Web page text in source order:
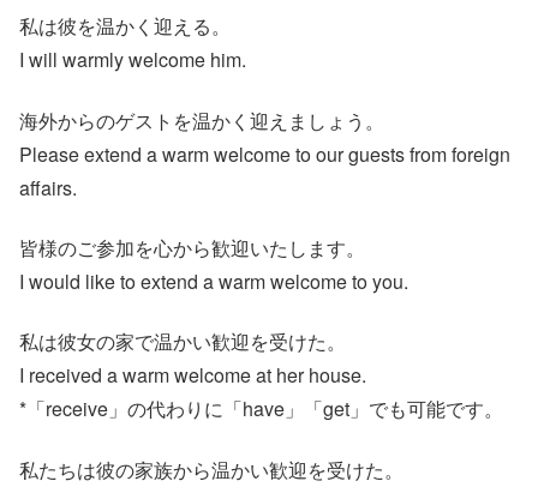
私は彼を温かく迎える。
I will warmly welcome him.
海外からのゲストを温かく迎えましょう。
Please extend a warm welcome to our guests from foreign
affairs.
皆様のご参加を心から歓迎いたします。
I would like to extend a warm welcome to you.
私は彼女の家で温かい歓迎を受けた。
I received a warm welcome at her house.
*「receive」の代わりに「have」「get」でも可能です。
私たちは彼の家族から温かい歓迎を受けた。